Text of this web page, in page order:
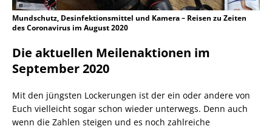
Mundschutz, Desinfektionsmittel und Kamera – Reisen zu Zeiten
des Coronavirus im August 2020
Die aktuellen Meilenaktionen im
September 2020
Mit den jüngsten Lockerungen ist der ein oder andere von
Euch vielleicht sogar schon wieder unterwegs. Denn auch
wenn die Zahlen steigen und es noch zahlreiche